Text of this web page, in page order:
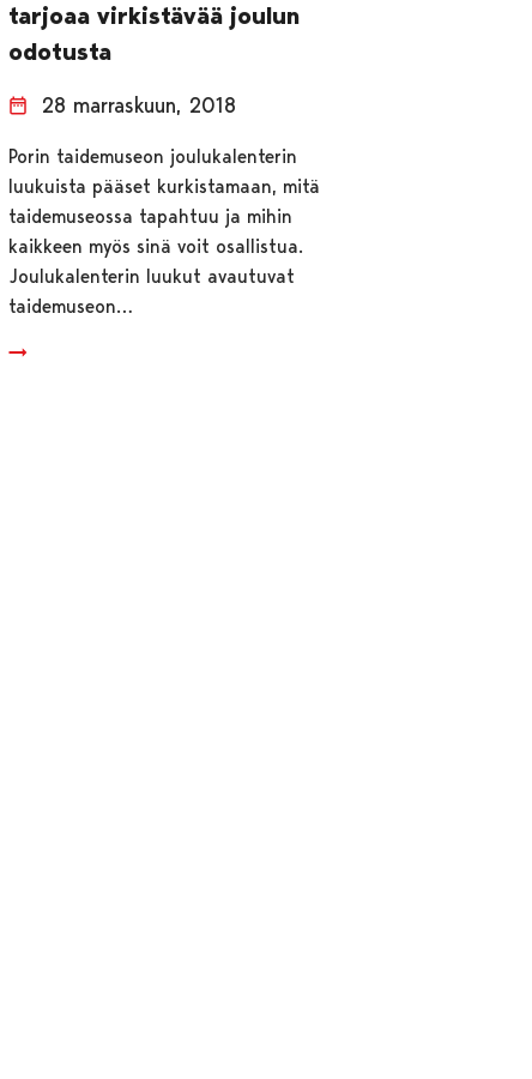
tarjoaa virkistävää joulun
odotusta
28 marraskuun, 2018
Porin taidemuseon joulukalenterin
luukuista pääset kurkistamaan, mitä
taidemuseossa tapahtuu ja mihin
kaikkeen myös sinä voit osallistua.
Joulukalenterin luukut avautuvat
taidemuseon…